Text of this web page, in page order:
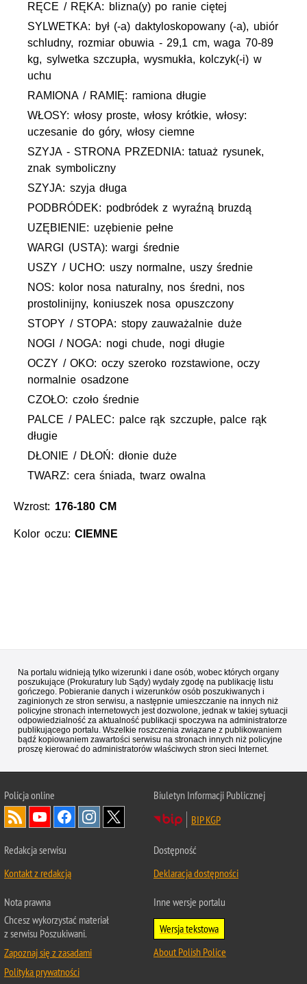
RĘCE / RĘKA: blizna(y) po ranie ciętej
SYLWETKA: był (-a) daktyloskopowany (-a), ubiór
schludny, rozmiar obuwia - 29,1 cm, waga 70-89
kg, sylwetka szczupła, wysmukła, kolczyk(-i) w
uchu
RAMIONA / RAMIĘ: ramiona długie
WŁOSY: włosy proste, włosy krótkie, włosy:
uczesanie do góry, włosy ciemne
SZYJA - STRONA PRZEDNIA: tatuaż rysunek,
znak symboliczny
SZYJA: szyja długa
PODBRÓDEK: podbródek z wyraźną bruzdą
UZĘBIENIE: uzębienie pełne
WARGI (USTA): wargi średnie
USZY / UCHO: uszy normalne, uszy średnie
NOS: kolor nosa naturalny, nos średni, nos
prostolinijny, koniuszek nosa opuszczony
STOPY / STOPA: stopy zauważalnie duże
NOGI / NOGA: nogi chude, nogi długie
OCZY / OKO: oczy szeroko rozstawione, oczy
normalnie osadzone
CZOŁO: czoło średnie
PALCE / PALEC: palce rąk szczupłe, palce rąk
długie
DŁONIE / DŁOŃ: dłonie duże
TWARZ: cera śniada, twarz owalna
Wzrost: 176-180 CM
Kolor oczu:CIEMNE
Na portalu widnieją tylko wizerunki i dane osób, wobec których organy
poszukujące (Prokuratury lub Sądy) wydały zgodę na publikację listu
gończego. Pobieranie danych i wizerunków osób poszukiwanych i
zaginionych ze stron serwisu, a następnie umieszczanie na innych niż
policyjne stronach internetowych jest dozwolone, jednak w takiej sytuacji
odpowiedzialność za aktualność publikacji spoczywa na administratorze
publikującego portalu. Wszelkie roszczenia związane z publikowaniem
bądź kopiowaniem zawartości serwisu na stronach innych niż policyjne
proszę kierować do administratorów właściwych stron sieci Internet.
Policjaonline
Biuletyn Informacji Publicznej
BIP KGP
Redakcja serwisu
Kontakt z redakcją
Dostępność
Deklaracja dostępności
Nota prawna
Chcesz wykorzystać materiał
z serwisu Poszukiwani.
Zapoznaj się z zasadami
Polityka prywatności
Inne wersje portalu
Wersja tekstowa
About Polish Police